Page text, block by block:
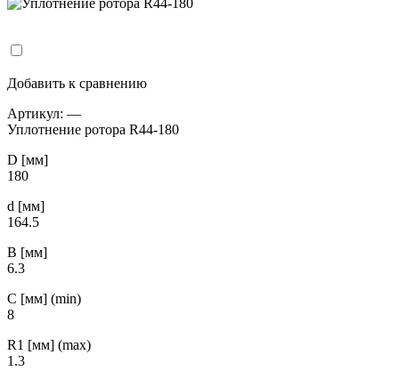
Добавить к сравнению
Артикул: —
Уплотнение ротора R44-180
D [мм]
180
d [мм]
164.5
B [мм]
6.3
С [мм] (min)
8
R1 [мм] (max)
1.3